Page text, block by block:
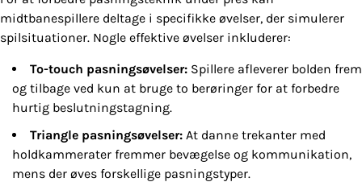
midtbanespillere deltage i specifikke øvelser, der simulerer
spilsituationer. Nogle effektive øvelser inkluderer:
To-touch pasningsøvelser: Spillere afleverer bolden frem
og tilbage ved kun at bruge to berøringer for at forbedre
hurtig beslutningstagning.
Triangle pasningsøvelser: At danne trekanter med
holdkammerater fremmer bevægelse og kommunikation,
mens der øves forskellige pasningstyper.